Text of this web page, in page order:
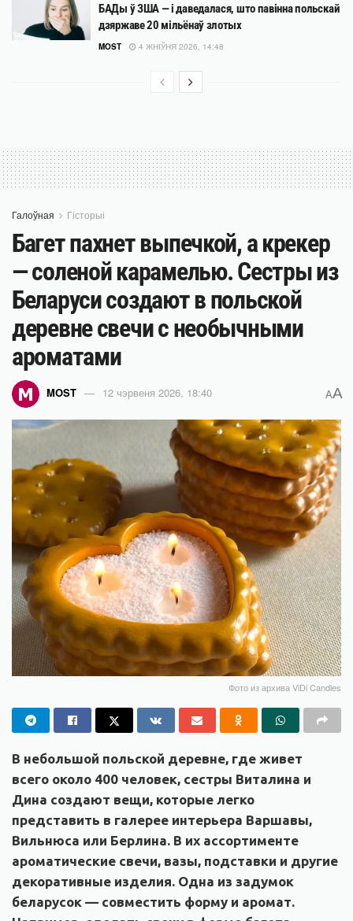
БАДы ў ЗША — і даведалася, што павінна польскай
дзяржаве 20 мільёнаў злотых
MOST 4 ЖНІЎНЯ 2026, 14:48
Галоўная Гісторыі
Багет пахнет выпечкой, а крекер
— соленой карамелью. Сестры из
Беларуси создают в польской
деревне свечи с необычными
ароматами
MOST 12 чэрвеня 2026, 18:40 AA
Фото из архива ViDi Candles
В небольшой польской деревне, где живет
всего около 400 человек, сестры Виталина и
Дина создают вещи, которые легко
представить в галерее интерьера Варшавы,
Вильнюса или Берлина. В их ассортименте
ароматические свечи, вазы, подставки и другие
декоративные изделия. Одна из задумок
беларусок — совместить форму и аромат.